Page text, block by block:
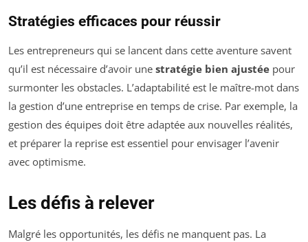
Stratégies efficaces pour réussir
Les entrepreneurs qui se lancent dans cette aventure savent
qu’il est nécessaire d’avoir une stratégie bien ajustée pour
surmonter les obstacles. L’adaptabilité est le maître-mot dans
la gestion d’une entreprise en temps de crise. Par exemple, la
gestion des équipes doit être adaptée aux nouvelles réalités,
et préparer la reprise est essentiel pour envisager l’avenir
avec optimisme.
Les défis à relever
Malgré les opportunités, les défis ne manquent pas. La